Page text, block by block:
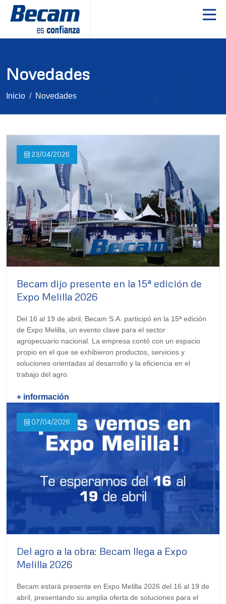
Novedades
Inicio Novedades
23/04/2026
Becam dijo presente en la 15ª edición de
Expo Melilla 2026
Del 16 al 19 de abril, Becam S.A. participó en la 15ª edición
de Expo Melilla, un evento clave para el sector
agropecuario nacional. La empresa contó con un espacio
propio en el que se exhibieron productos, servicios y
soluciones orientadas al desarrollo y la eficiencia en el
trabajo del agro.
+ información
07/04/2026
Del agro a la obra: Becam llega a Expo
Melilla 2026
Becam estará presente en Expo Melilla 2026 del 16 al 19 de
abril, presentando su amplia oferta de soluciones para el